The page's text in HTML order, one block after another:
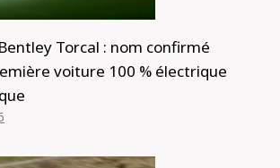
Torcal : nom confirmé
voiture 100 % électrique